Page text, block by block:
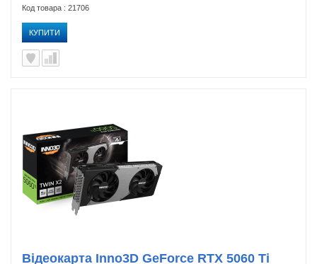
Код товара : 21706
КУПИТИ
Відеокарта Inno3D GeForce RTX 5060 Ti